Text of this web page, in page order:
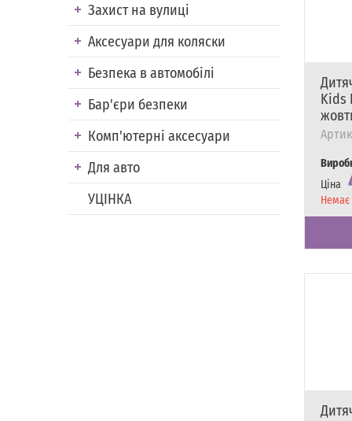
Захист на вулиці
Аксесуари для коляски
Безпека в автомобілі
Бар'єри безпеки
Комп'ютерні аксесуари
Для авто
УЦІНКА
Kids
Ціна
Немає